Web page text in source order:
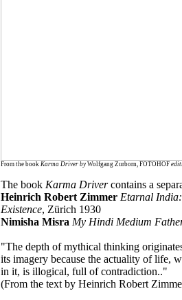
From the book Karma Driver by Wolfgang Zurborn, FOTOHOF
The book Karma Drivercontains a
Heinrich Robert Zimmer Etarnal
Existence, Zürich 1930
Nimisha Misra My Hindi Medium
"The depth of mythical thinking
its imagery because the actuality of life,
in it, is illogical, full of contradiction.."
(From the text by Heinrich Robert